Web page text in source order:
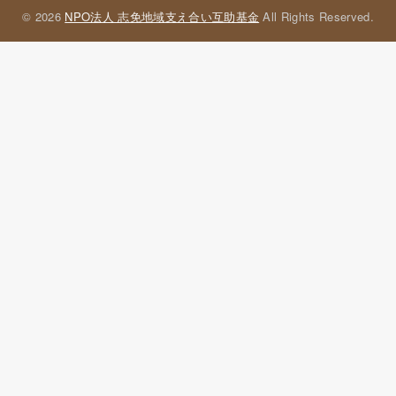
© 2026 NPO法人 志免地域支え合い互助基金 All Rights Reserved.